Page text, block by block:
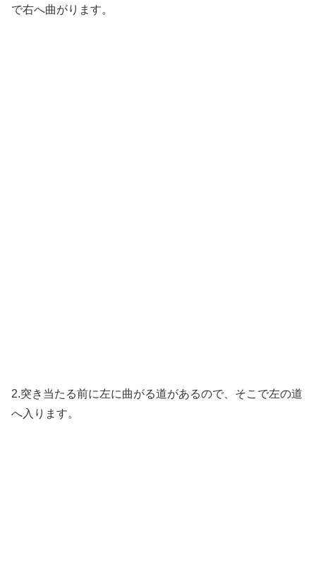
で右へ曲がります。
2.突き当たる前に左に曲がる道があるので、そこで左の道
へ入ります。